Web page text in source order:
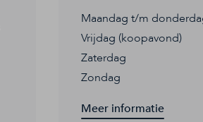
Maandag t/m
Vrijdag (koopavond)
Zaterdag
Zondag
Meer informatie